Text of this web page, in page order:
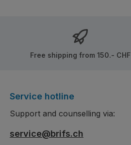
Free shipping from 150.- CHF
Service hotline
Support and counselling via:
service@brifs.ch